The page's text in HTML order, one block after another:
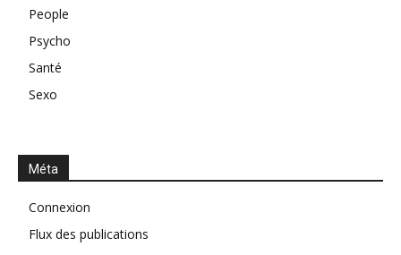
People
Psycho
Santé
Sexo
Méta
Connexion
Flux des publications